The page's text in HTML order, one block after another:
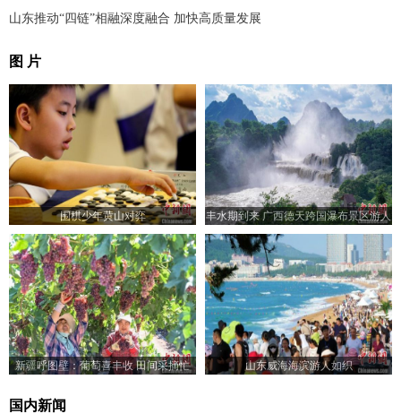
山东推动“四链”相融深度融合 加快高质量发展
图 片
围棋少年黄山对弈
丰水期到来 广西德天跨国瀑布景区游人
如织
新疆呼图壁：葡萄喜丰收 田间采摘忙 山东威海海滨游人如织
国内新闻